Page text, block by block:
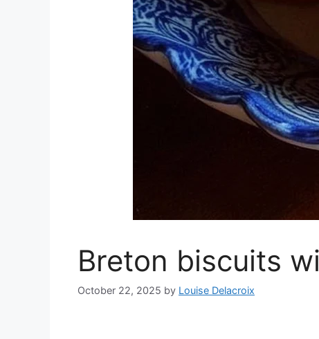
Breton biscuits
October 22, 2025 by Louise Delacroix